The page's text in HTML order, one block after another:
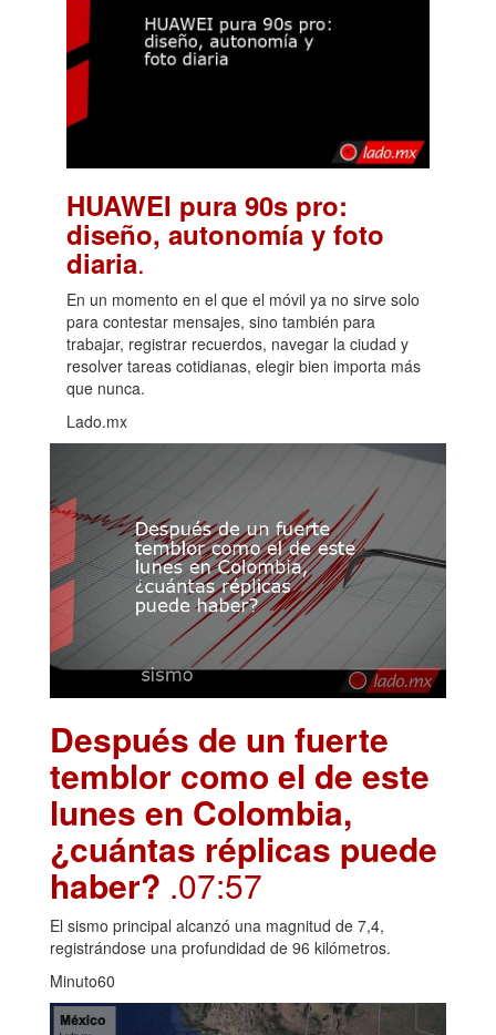
HUAWEI pura 90s pro:
diseño, autonomía y foto
diaria.
En un momento en el que el móvil ya no sirve solo
para contestar mensajes, sino también para
trabajar, registrar recuerdos, navegar la ciudad y
resolver tareas cotidianas, elegir bien importa más
que nunca.
Lado.mx
Después de un fuerte
temblor como el de este
lunes en Colombia,
¿cuántas réplicas puede
haber? .07:57
El sismo principal alcanzó una magnitud de 7,4,
registrándose una profundidad de 96 kilómetros.
Minuto60